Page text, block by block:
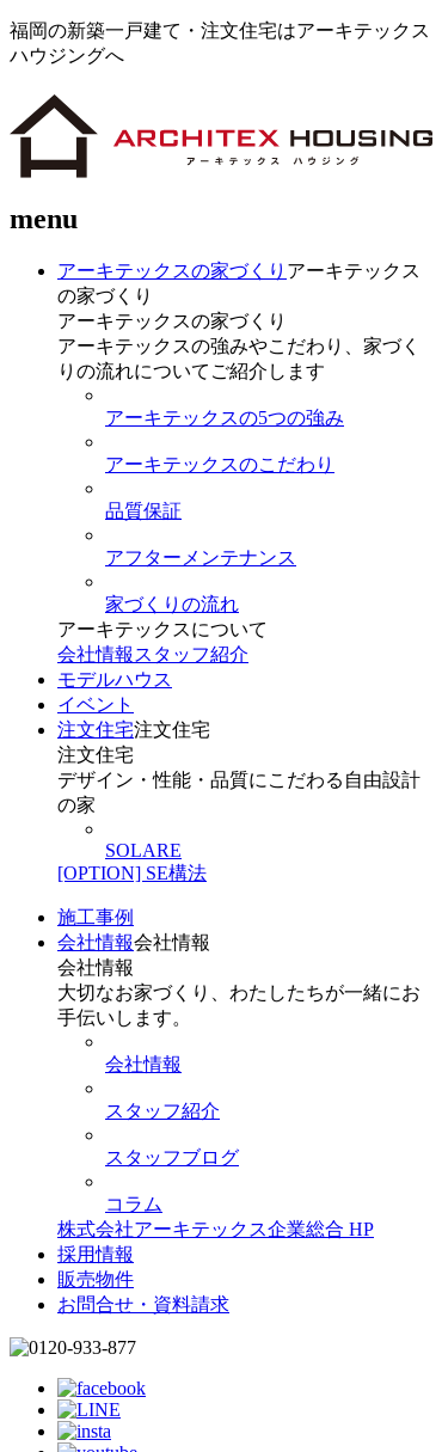
福岡の新築一戸建て・注文住宅はアーキテックス
ハウジングへ
menu
アーキテックスの家づくり アーキテックス
の家づくり
アーキテックスの家づくり
アーキテックスの強みやこだわり、家づく
りの流れについてご紹介します
アーキテックスの5つの強み
アーキテックスのこだわり
品質保証
アフターメンテナンス
家づくりの流れ
アーキテックスについて
会社情報 スタッフ紹介
モデルハウス
イベント
注文住宅注文住宅
注文住宅
デザイン・性能・品質にこだわる自由設計
の家
SOLARE
[OPTION] SE構法
施工事例
会社情報会社情報
会社情報
大切なお家づくり、わたしたちが一緒にお
手伝いします。
会社情報
スタッフ紹介
スタッフブログ
コラム
株式会社アーキテックス企業総合 HP
採用情報
販売物件
お問合せ・資料請求